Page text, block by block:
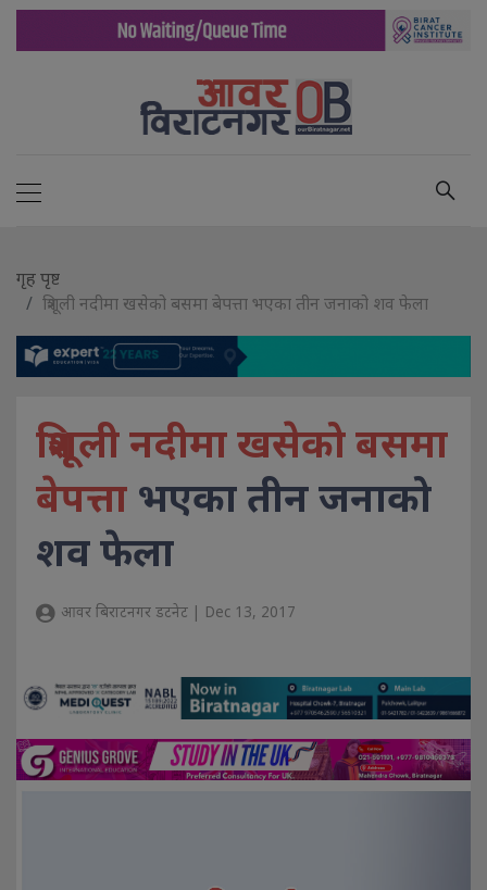
गृह पृष्ट
त्रिशूली नदीमा खसेको बसमा बेपत्ता भएका तीन जनाको शव फेला
त्रिशूली नदीमा खसेको बसमा
बेपत्ता भएका तीन जनाको
शव फेला
आवर बिराटनगर डटनेट | Dec 13, 2017